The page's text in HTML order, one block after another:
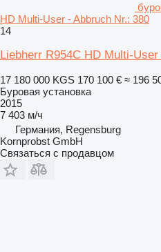
HD Multi-User - Abbruch Nr.: 380
14
Liebherr R954C HD Multi-
17 180 000 KGS 170 100 € ≈ 196
Буровая установка
2015
7 403 м/ч
Германия, Regensburg
Kornprobst GmbH
Связаться с продавцом